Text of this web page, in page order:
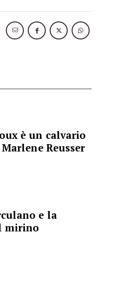
è un calvario
Reusser
e la
mirino